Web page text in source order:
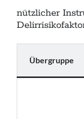
nützlicher
Übergruppe